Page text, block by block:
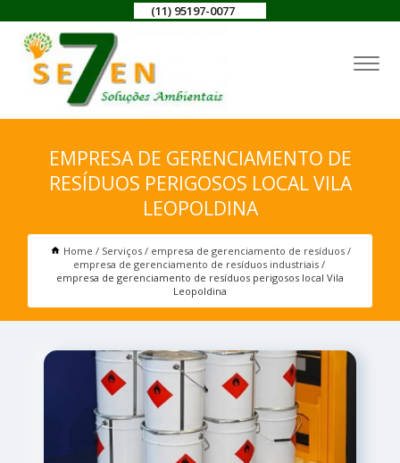
(11) 95197-0077
EMPRESA DE GERENCIAMENTO DE
RESÍDUOS PERIGOSOS LOCAL VILA
LEOPOLDINA
Home Serviços
empresa de gerenciamento de resíduos
empresa de gerenciamento de resíduos industriais
empresa de gerenciamento de resíduos perigosos local Vila
Leopoldina